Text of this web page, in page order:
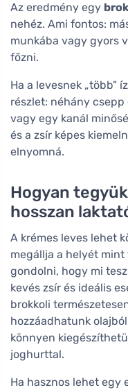
Az eredmény egy
nehéz. Ami fontos:
munkába vagy gyors
főzni.
Ha a levesnek „több"
részlet: néhány
vagy egy kanál
és a zsír képes
elnyomná.
Hogyan
hosszan
A krémes leves lehet
megállja a helyét mint
gondolni, hogy mi
kevés zsír és ideális
brokkoli
hozzáadhatunk
könnyen
joghurttal.
Ha hasznos lehet egy